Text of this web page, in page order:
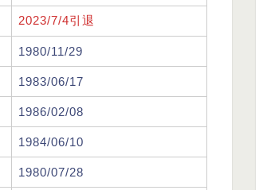
2023/7/4引退
1980/11/29
1983/06/17
1986/02/08
1984/06/10
1980/07/28